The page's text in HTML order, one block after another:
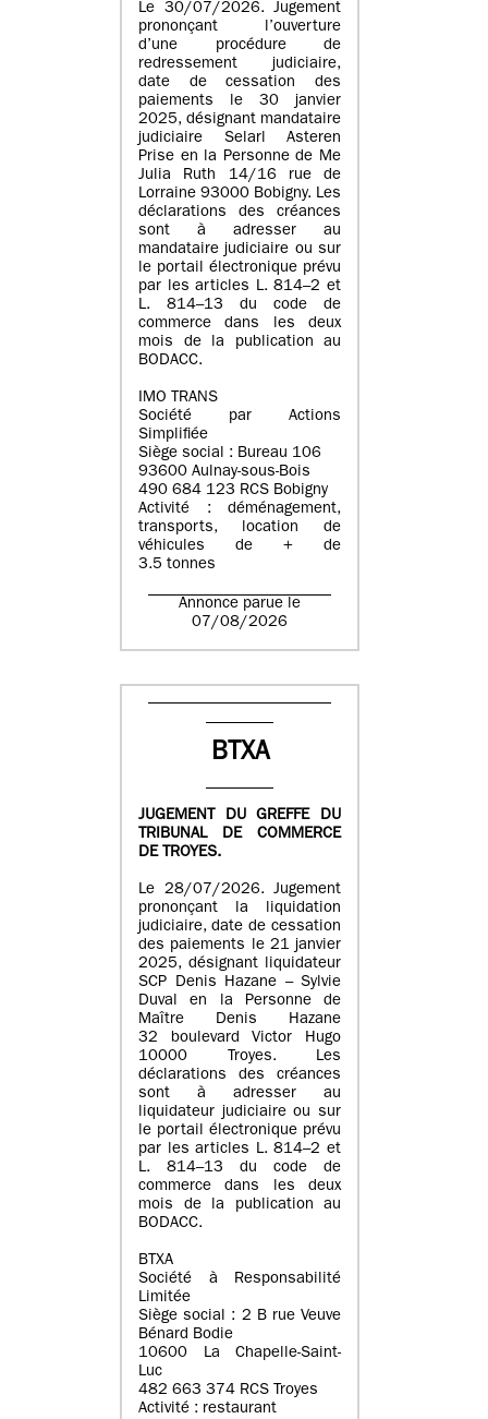
Le 30/07/2026. Jugement
prononçant l’ouverture
d’une procédure de
redressement judiciaire,
date de cessation des
paiements le 30 janvier
2025, désignant mandataire
judiciaire Selarl Asteren
Prise en la Personne de Me
Julia Ruth 14/16 rue de
Lorraine 93000 Bobigny. Les
déclarations des créances
sont à adresser au
mandataire judiciaire ou sur
le portail électronique prévu
par les articles L. 814–2 et
L. 814–13 du code de
commerce dans les deux
mois de la publication au
BODACC.
IMO TRANS
Société par Actions
Simplifiée
Siège social : Bureau 106
93600 Aulnay-sous-Bois
490 684 123 RCS Bobigny
Activité : déménagement,
transports, location de
véhicules de + de
3.5 tonnes
Annonce parue le
07/08/2026
BTXA
JUGEMENT DU GREFFE DU
TRIBUNAL DE COMMERCE
DE TROYES.
Le 28/07/2026. Jugement
prononçant la liquidation
judiciaire, date de cessation
des paiements le 21 janvier
2025, désignant liquidateur
SCP Denis Hazane – Sylvie
Duval en la Personne de
Maître Denis Hazane
32 boulevard Victor Hugo
10000 Troyes. Les
déclarations des créances
sont à adresser au
liquidateur judiciaire ou sur
le portail électronique prévu
par les articles L. 814–2 et
L. 814–13 du code de
commerce dans les deux
mois de la publication au
BODACC.
BTXA
Société à Responsabilité
Limitée
Siège social : 2 B rue Veuve
Bénard Bodie
10600 La Chapelle-Saint-
Luc
482 663 374 RCS Troyes
Activité : restaurant